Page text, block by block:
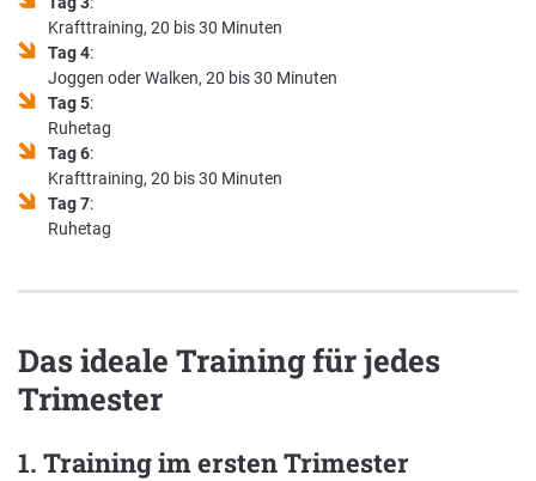
Krafttraining, 20 bis 30 Minuten
Tag 4:
Joggen oder Walken, 20 bis 30 Minuten
Tag 5:
Ruhetag
Tag 6:
Krafttraining, 20 bis 30 Minuten
Tag 7:
Ruhetag
Das ideale Training für jedes
Trimester
1. Training im ersten Trimester